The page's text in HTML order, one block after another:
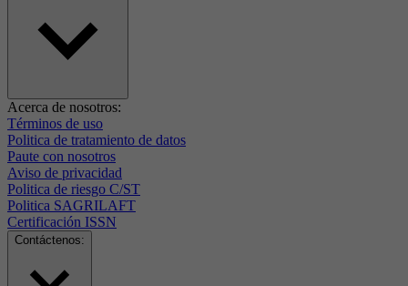
Acerca de nosotros:
Términos de uso
Politica de tratamiento de datos
Paute con nosotros
Aviso de privacidad
Politica de riesgo C/ST
Politica SAGRILAFT
Certificación ISSN
Contáctenos: